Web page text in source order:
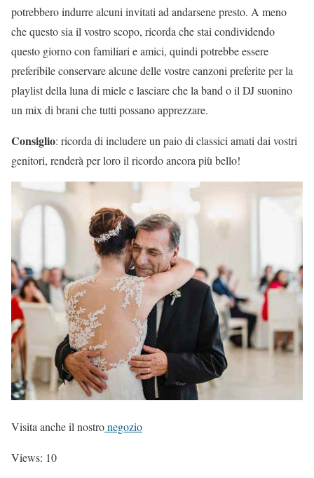
potrebbero indurre alcuni invitati ad andarsene presto. A meno
che questo sia il vostro scopo, ricorda che stai condividendo
questo giorno con familiari e amici, quindi potrebbe essere
preferibile conservare alcune delle vostre canzoni preferite per la
playlist della luna di miele e lasciare che la band o il DJ suonino
un mix di brani che tutti possano apprezzare.
Consiglio: ricorda di includere un paio di classici amati dai vostri
genitori, renderà per loro il ricordo ancora più bello!
Visita anche il nostronegozio
Views: 10